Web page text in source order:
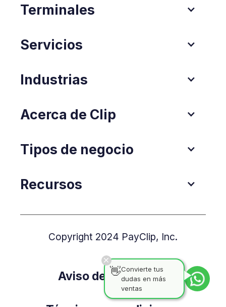
Terminales
Servicios
Industrias
Acerca de Clip
Tipos de negocio
Recursos
Copyright 2024 PayClip, Inc.
Aviso de Privacidad
👋Convierte tus
dudas en más
ventas